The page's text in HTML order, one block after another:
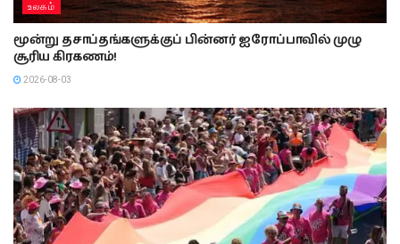
உலகம்
மூன்று தசாப்தங்களுக்குப் பின்னர் ஐரோப்பாவில் முழு
சூரிய கிரகணம்!
2026-08-03